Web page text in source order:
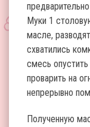
Муки 1
масле,
схватились
смесь
проварить на
непрерывно
Полученную